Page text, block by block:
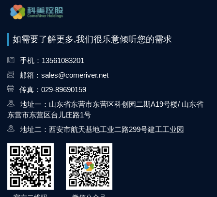
如需要了解更多,我们很乐意倾听您的需求
手机：13561083201
邮箱：sales@comeriver.net
传真：029-89690159
地址一：山东省东营市东营区科创园二期A19号楼/ 山东省
东营市东营区台儿庄路1号
地址二：西安市航天基地工业二路299号建工工业园